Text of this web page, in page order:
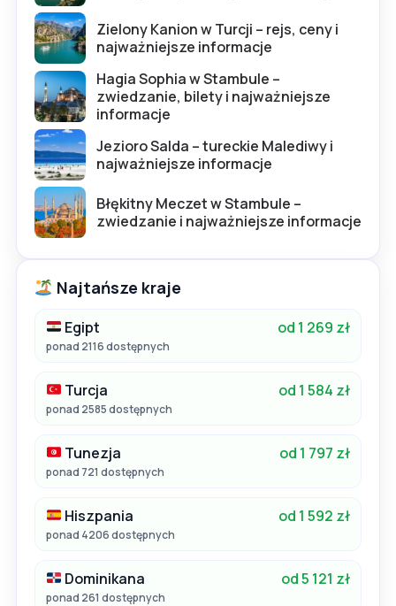
Zielony Kanion w Turcji – rejs, ceny i
najważniejsze informacje
Hagia Sophia w Stambule –
zwiedzanie, bilety i najważniejsze
informacje
Jezioro Salda – tureckie Malediwy i
najważniejsze informacje
Błękitny Meczet w Stambule –
zwiedzanie i najważniejsze informacje
Najtańsze kraje
Egipt od 1 269 zł
ponad 2116 dostępnych
Turcja od 1 584 zł
ponad 2585 dostępnych
Tunezja od 1 797 zł
ponad 721 dostępnych
Hiszpania od 1 592 zł
ponad 4206 dostępnych
Dominikana od 5 121 zł
ponad 261 dostępnych